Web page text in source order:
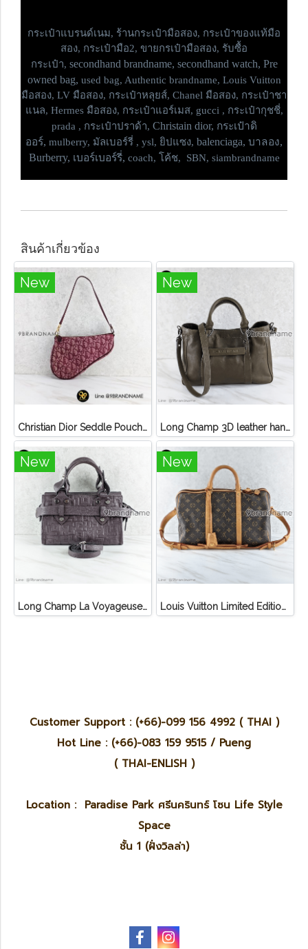
กระเป๋าแบรนด์เนม, ร้านกระเป๋ามือสอง, กระเป๋าของแท้มือ
สอง, กระเป๋ามือ2, ขายกรเป๋ามือสอง, รับซื้อ
กระเป๋า, secondhand brandname, secondhand watch, Pre
owned bag, used bag, Authentic brandname, Louis Vuitton
มือสอง, LV มือสอง, กระเป๋าหลุยส์, Chanel มือสอง, กระเป๋าชา
แนล, Hermes มือสอง, กระเป๋าแอร์เมส, gucci , กระเป๋ากุชชี่,
prada , กระเป๋าปราด้า, Christain dior, กระเป๋าดิ
ออร์, mulberry, มัลเบอร์รี่ , ysl, ยิปแซง, balenciaga, บาลอง,
Burberry, เบอร์เบอร์รี่, coach, โค้ช, SBN, siambrandname
สินค้าเกี่ยวข้อง
New
Christian Dior Seddle Pouch Accessory Hand Bag
New
Long Champ 3D leather handbag
New
Long Champ La Voyageuse Bag Leather
New
Louis Vuitton Limited Edition Monogram Canvas Sofia Coppola SC Bag
Customer Support : (+66)-099 156 4992 ( THAI )
Hot Line : (+66)-083 159 9515 / Pueng
( THAI-ENLISH )
Location : Paradise Park ศรีนครินทร์ โซน Life Style
Space
ชั้น 1 (ฝั่งวิลล่า)